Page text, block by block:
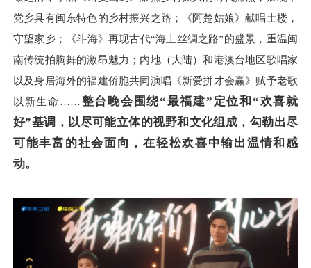
党乡具有闽东特色的乡村振兴之路；《阿楚姑娘》献唱土楼，
守望家乡；《斗海》再现古代“海上丝绸之路”的盛景，重温闽
南传统拍胸舞的激昂魅力；内地（大陆）和港澳台地区歌唱家
以及身居海外的福建侨胞共同演唱《新爱拼才会赢》赋予老歌
以新生命……整台晚会围绕“最福建”定位和“欢喜就
好”基调，以尽可能立体的视野和文化组成，勾勒出尽
可能丰富的社会面向，在轻松欢喜中输出温情和感
动。